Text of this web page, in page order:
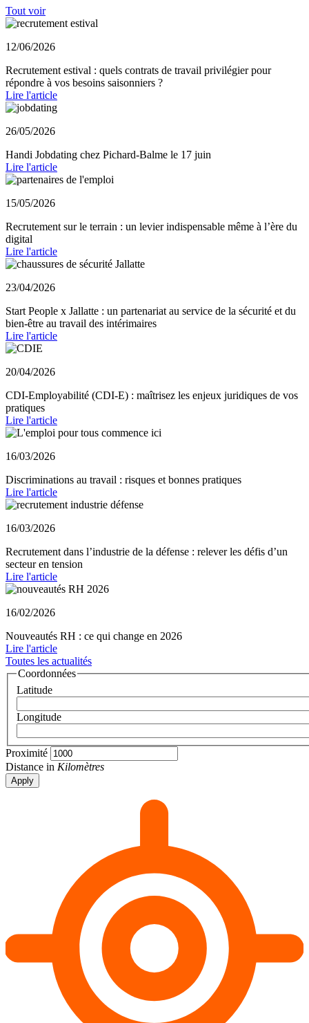
Tout voir
12/06/2026
Recrutement estival : quels contrats de travail privilégier pour
répondre à vos besoins saisonniers ?
Lire l'article
26/05/2026
Handi Jobdating chez Pichard-Balme le 17 juin
Lire l'article
15/05/2026
Recrutement sur le terrain : un levier indispensable même à l’ère du
digital
Lire l'article
23/04/2026
Start People x Jallatte : un partenariat au service de la sécurité et du
bien-être au travail des intérimaires
Lire l'article
20/04/2026
CDI-Employabilité (CDI-E) : maîtrisez les enjeux juridiques de vos
pratiques
Lire l'article
16/03/2026
Discriminations au travail : risques et bonnes pratiques
Lire l'article
16/03/2026
Recrutement dans l’industrie de la défense : relever les défis d’un
secteur en tension
Lire l'article
16/02/2026
Nouveautés RH : ce qui change en 2026
Lire l'article
Toutes les actualités
Coordonnées
Latitude
Longitude
Proximité
Distance in Kilomètres